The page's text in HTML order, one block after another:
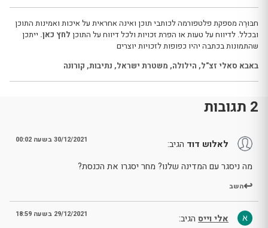
חבּוּרֶה מספקת פלטפורמה לכותבי תוכן ואינה אחראית על איכות ואמינות התוכן
ובכלל. לדיווח על טעות או הפרת זכויות ולכל דיווח על התוכן לחץ כאן. ייתכן
שהתמונות בכתבה יהיו כפופות לזכויות יוצרים
באבא סאלי זצ"ל, הילולה, משטרת ישראל, נתיבות, קורונה
2 תגובות
לאלוש דוד הגיב: 30/12/2021 בשעה 00:02
מה ניסגר עם המדינה שלנו? מחר יסגרו את הכנסת?
השב
אלי וייס הגיב: 29/12/2021 בשעה 18:59